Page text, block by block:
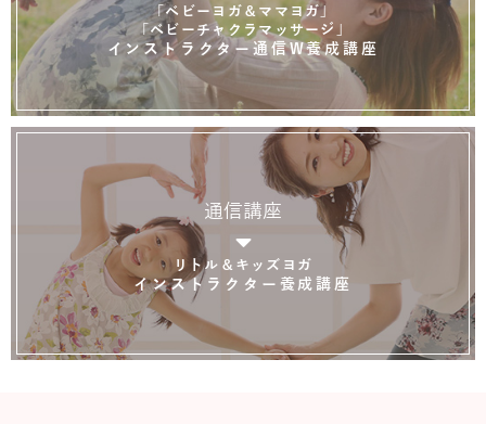
「ベビーヨガ＆ママヨガ」
「ベビーチャクラマッサージ」
インストラクター通信W養成講座
通信講座
リトル＆キッズヨガ
インストラクター養成講座